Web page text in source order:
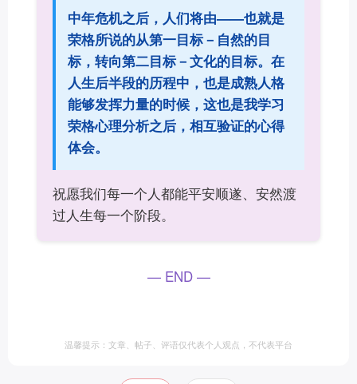
中年危机之后，人们将由——也就是
荣格所说的从第一目标－自然的目
标，转向第二目标－文化的目标。在
人生后半段的历程中，也是成熟人格
能够发挥力量的时候，这也是我学习
荣格心理分析之后，相互验证的心得
体会。
祝愿我们每一个人都能平安顺遂、安然渡
过人生每一个阶段。
— END —
温馨提示：文章、帖子、评语仅代表个人观点，不代表平台